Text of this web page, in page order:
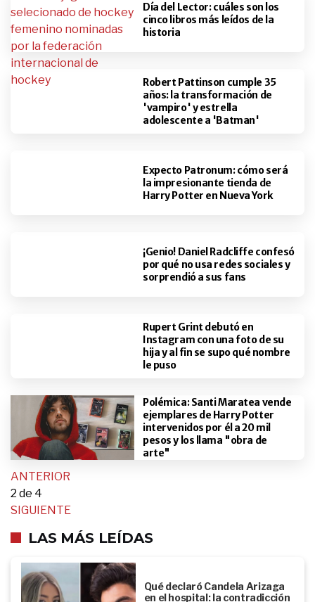
Día del Lector: cuáles son los
cinco libros más leídos de la
historia
Robert Pattinson cumple 35
años: la transformación de
'vampiro' y estrella
adolescente a 'Batman'
Expecto Patronum: cómo será
la impresionante tienda de
Harry Potter en Nueva York
¡Genio! Daniel Radcliffe confesó
por qué no usa redes sociales y
sorprendió a sus fans
Rupert Grint debutó en
Instagram con una foto de su
hija y al fin se supo qué nombre
le puso
Polémica: Santi Maratea vende
ejemplares de Harry Potter
intervenidos por él a 20 mil
pesos y los llama "obra de
arte"
ANTERIOR
2 de 4
SIGUIENTE
LAS MÁS LEÍDAS
Qué declaró Candela Arizaga
en el hospital: la contradicción